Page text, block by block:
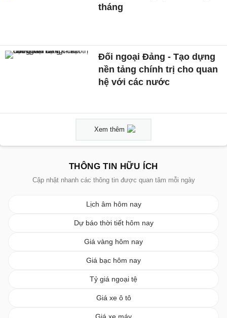
tháng
Đối ngoại Đảng - Tạo dựng
nền tảng chính trị cho quan
hệ với các nước
Xem thêm
THÔNG TIN HỮU ÍCH
Cập nhật nhanh các thông tin được quan tâm mỗi ngày
Lịch âm hôm nay
Dự báo thời tiết hôm nay
Giá vàng hôm nay
Giá bạc hôm nay
Tỷ giá ngoại tệ
Giá xe ô tô